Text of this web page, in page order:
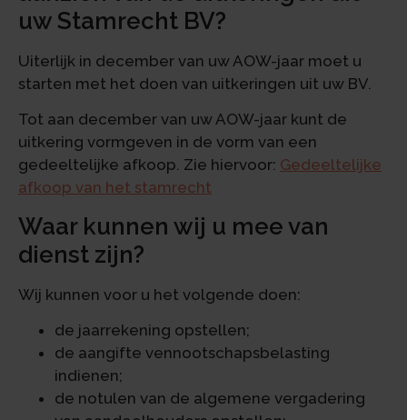
uw Stamrecht BV?
Uiterlijk in december van uw AOW-jaar moet u
starten met het doen van uitkeringen uit uw BV.
Tot aan december van uw AOW-jaar kunt de
uitkering vormgeven in de vorm van een
gedeeltelijke afkoop. Zie hiervoor: Gedeeltelijke
afkoop van het stamrecht
Waar kunnen wij u mee van
dienst zijn?
Wij kunnen voor u het volgende doen:
de jaarrekening opstellen;
de aangifte vennootschapsbelasting
indienen;
de notulen van de algemene vergadering